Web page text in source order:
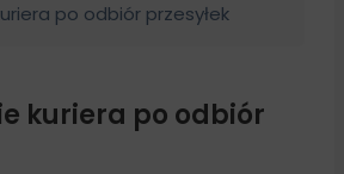
po odbiór przesyłek
kuriera po odbiór